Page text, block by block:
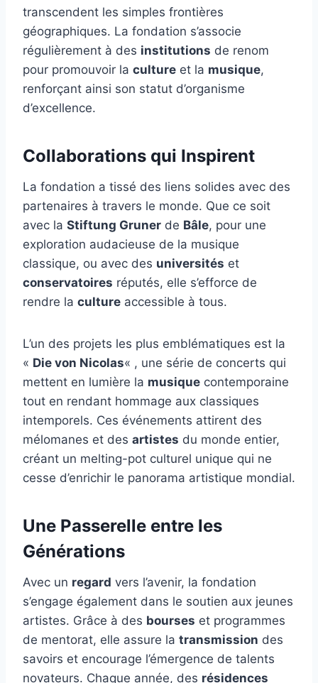
transcendent les simples frontières
géographiques. La fondation s’associe
régulièrement à des institutions de renom
pour promouvoir la culture et la musique,
renforçant ainsi son statut d’organisme
d’excellence.
Collaborations qui Inspirent
La fondation a tissé des liens solides avec des
partenaires à travers le monde. Que ce soit
avec la Stiftung Gruner de Bâle, pour une
exploration audacieuse de la musique
classique, ou avec des universités et
conservatoires réputés, elle s’efforce de
rendre la culture accessible à tous.
L’un des projets les plus emblématiques est la
« Die von Nicolas« , une série de concerts qui
mettent en lumière la musique contemporaine
tout en rendant hommage aux classiques
intemporels. Ces événements attirent des
mélomanes et des artistes du monde entier,
créant un melting-pot culturel unique qui ne
cesse d’enrichir le panorama artistique mondial.
Une Passerelle entre les
Générations
Avec un regard vers l’avenir, la fondation
s’engage également dans le soutien aux jeunes
artistes. Grâce à des bourses et programmes
de mentorat, elle assure la transmission des
savoirs et encourage l’émergence de talents
novateurs. Chaque année, des résidences